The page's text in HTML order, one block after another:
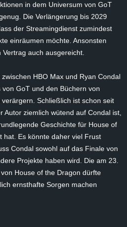
in dem Universum von GoT
Die Verlängerung bis 2029
der Streamingdienst zumindest
einräumen möchte. Ansonsten
auch ausgereicht.
HBO Max und Ryan Condal
GoT und den Büchern von
Schließlich ist schon seit
Autor ziemlich wütend auf Condal ist,
Geschichte für House of
hat. Es könnte daher viel Frust
Condal sowohl auf das Finale von
Projekte haben wird. Die am 23.
House of the Dragon dürfte
ernsthafte Sorgen machen